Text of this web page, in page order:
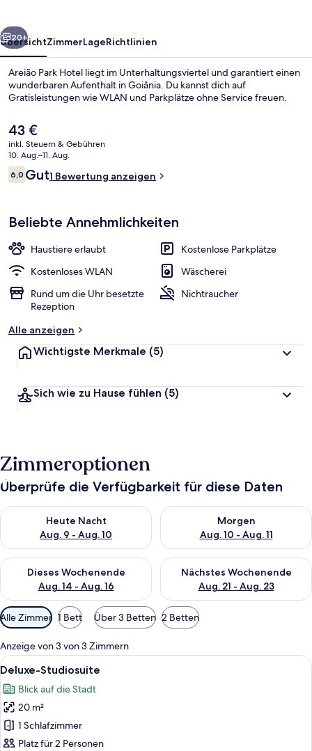
Weiter
20+
ÜbersichtZimmerLageRichtlinien
Areião Park Hotel liegt im Unterhaltungsviertel und garantiert einen
wunderbaren Aufenthalt in Goiânia. Du kannst dich auf
Gratisleistungen wie WLAN und Parkplätze ohne Service freuen.
Der
aktuelle
Preis
beträgt
43 €.
43 €
inkl. Steuern & Gebühren
10. Aug.–11. Aug.
Bewertungen
6,06,0 von 10.
Gut1 Bewertung anzeigen
Beliebte Annehmlichkeiten
Haustiere erlaubt
Kostenlose Parkplätze
Kostenloses WLAN
Wäscherei
Rund um die Uhr besetzte
Rezeption
Nichtraucher
Alle anzeigen
Wichtigste Merkmale (5)
Sich wie zu Hause fühlen (5)
Zimmeroptionen
Überprüfe die Verfügbarkeit für diese Daten
Heute Nacht
Aug. 9 - Aug. 10
Überprüfe die Verfügbarkeit für heute Nacht, Aug. 9 - Aug.
Morgen
Aug. 10 - Aug. 11
Überprüfe die Verfügbarkeit
Dieses Wochenende
Aug. 14 - Aug. 16
Überprüfe die Verfügbarkeit für dieses Wochenende, Aug. 14
Nächstes Wochenende
Aug. 21 - Aug. 23
Überprüfe die Verfügbarkeit
Verfügbare
Filter
für
Zimmer
Alle Zimmer 1 Bett Über 3 Betten 2 Betten
Anzeige von 3 von 3 Zimmern
Alle
Fotos
für
Deluxe-
Studiosuite
anzeigen
Ein Hotelzimmer mit Bett, weißer
18
Deluxe-Studiosuite
Blick auf die Stadt
20 m²
1 Schlafzimmer
Platz für 2 Personen